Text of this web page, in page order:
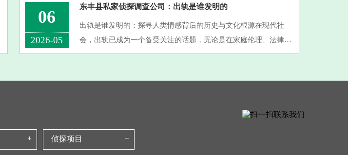
这一主题，为您详细解析相关···
06
2026-05
东丰县私家侦探调查公司：出轨是谁发明的
出轨是谁发明的：探寻人类情感背后的历史与文化根源在现代社
会，出轨已成为一个备受关注的话题，无论是在家庭伦理、法律责
任还是社会道德层面，都引发了广泛讨论。然而，令人好奇的是：
侦探项目